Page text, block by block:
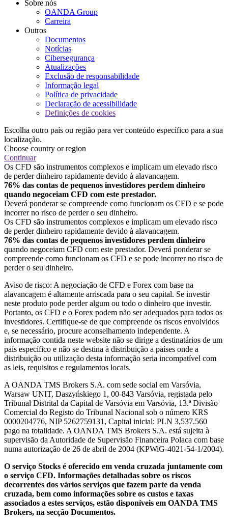
Sobre nós
OANDA Group
Carreira
Outros
Documentos
Notícias
Cibersegurança
Atualizações
Exclusão de responsabilidade
Informação legal
Política de privacidade
Declaração de acessibilidade
Definições de cookies
Escolha outro país ou região para ver conteúdo específico para a sua
localização.
Choose country or region
Continuar
Os CFD são instrumentos complexos e implicam um elevado risco
de perder dinheiro rapidamente devido à alavancagem.
76% das contas de pequenos investidores perdem dinheiro
quando negoceiam CFD com este prestador.
Deverá ponderar se compreende como funcionam os CFD e se pode
incorrer no risco de perder o seu dinheiro.
Os CFD são instrumentos complexos e implicam um elevado risco
de perder dinheiro rapidamente devido à alavancagem.
76% das contas de pequenos investidores perdem dinheiro
quando negoceiam CFD com este prestador. Deverá ponderar se
compreende como funcionam os CFD e se pode incorrer no risco de
perder o seu dinheiro.
Aviso de risco: A negociação de CFD e Forex com base na
alavancagem é altamente arriscada para o seu capital. Se investir
neste produto pode perder algum ou todo o dinheiro que investir.
Portanto, os CFD e o Forex podem não ser adequados para todos os
investidores. Certifique-se de que compreende os riscos envolvidos
e, se necessário, procure aconselhamento independente. A
informação contida neste website não se dirige a destinatários de um
país específico e não se destina à distribuição a países onde a
distribuição ou utilização desta informação seria incompatível com
as leis, requisitos e regulamentos locais.
A OANDA TMS Brokers S.A. com sede social em Varsóvia,
Warsaw UNIT, Daszyńskiego 1, 00-843 Varsóvia, registada pelo
Tribunal Distrital da Capital de Varsóvia em Varsóvia, 13.ª Divisão
Comercial do Registo do Tribunal Nacional sob o número KRS
0000204776, NIP 5262759131, Capital inicial: PLN 3,537.560
pago na totalidade. A OANDA TMS Brokers S.A. está sujeita à
supervisão da Autoridade de Supervisão Financeira Polaca com base
numa autorização de 26 de abril de 2004 (KPWiG-4021-54-1/2004).
O serviço Stocks é oferecido em venda cruzada juntamente com
o serviço CFD. Informações detalhadas sobre os riscos
decorrentes dos vários serviços que fazem parte da venda
cruzada, bem como informações sobre os custos e taxas
associados a estes serviços, estão disponíveis em OANDA TMS
Brokers, na secção Documentos.